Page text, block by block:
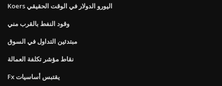
Koers اليورو الدولار في الوقت الحقيقي
وقود النفط بالقرب مني
مبتدئين التداول في السوق
نقاط مؤشر تكلفة العمالة
Fx يقتبس أساسيات